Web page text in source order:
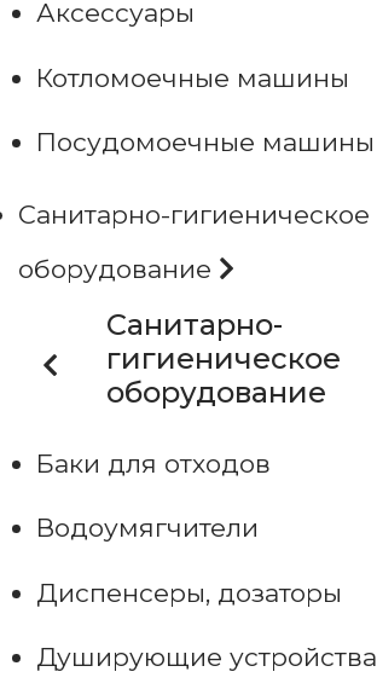
Аксессуары
Котломоечные машины
Посудомоечные машины
Санитарно-гигиеническое
оборудование
Санитарно-
гигиеническое
оборудование
Баки для отходов
Водоумягчители
Диспенсеры, дозаторы
Душирующие устройства